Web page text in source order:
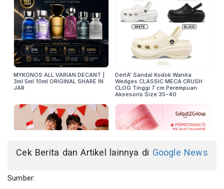
Cek Berita dan Artikel lainnya di Google News
Sumber: